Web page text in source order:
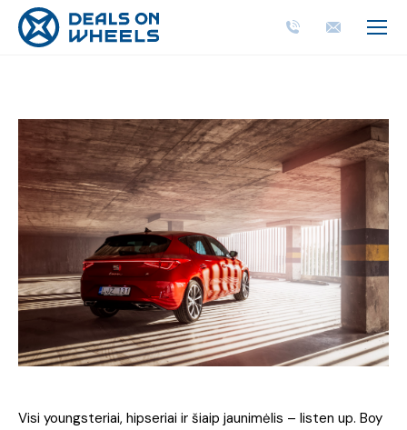
Visi youngsteriai, hipseriai ir šiaip jaunimėlis – listen up. Boy